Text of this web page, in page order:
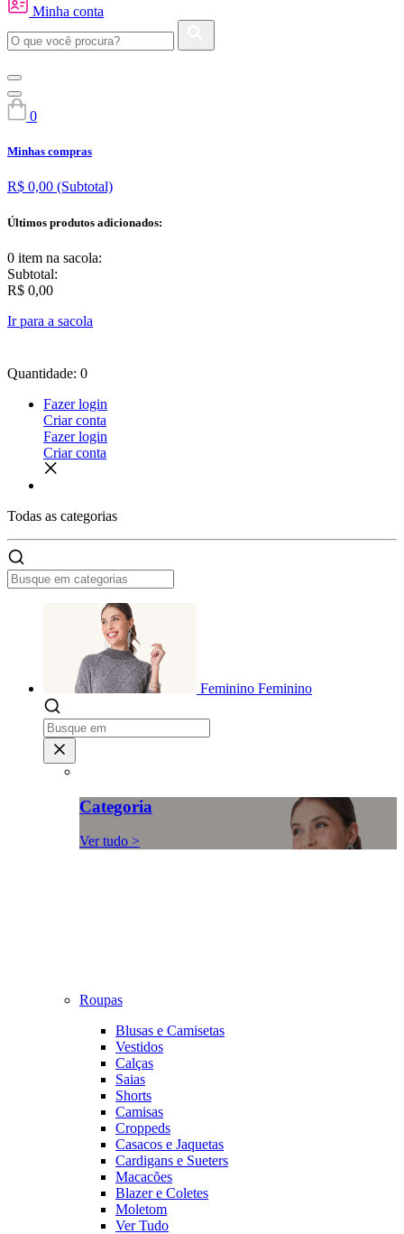
Minha conta
0
Minhas compras
R$ 0,00 (Subtotal)
Últimos produtos adicionados:
0 item na sacola:
Subtotal:
R$ 0,00
Ir para a sacola
Quantidade: 0
Fazer login
Criar conta
Fazer login
Criar conta
Todas as categorias
Feminino Feminino
Categoria
Ver tudo >
Roupas
Blusas e Camisetas
Vestidos
Calças
Saias
Shorts
Camisas
Croppeds
Casacos e Jaquetas
Cardigans e Sueters
Macacões
Blazer e Coletes
Moletom
Ver Tudo